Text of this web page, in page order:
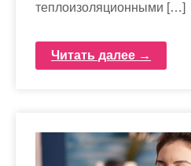
теплоизоляционными […]
Читать далее →